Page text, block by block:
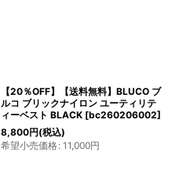
【20％OFF】【送料無料】BLUCO ブ
ルコ ブリックナイロン ユーティリテ
ィーベスト BLACK [bc260206002]
8,800円(税込)
希望小売価格: 11,000円